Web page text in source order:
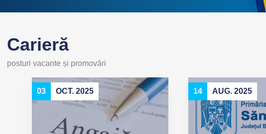
Carieră
posturi vacante și promovări
03 OCT. 2025 14 AUG. 2025